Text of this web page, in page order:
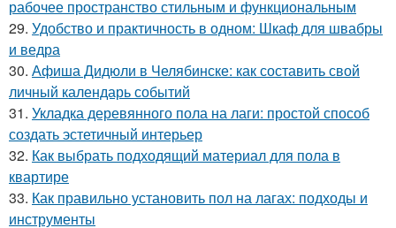
рабочее пространство стильным и функциональным
29. Удобство и практичность в одном: Шкаф для швабры
и ведра
30. Афиша Дидюли в Челябинске: как составить свой
личный календарь событий
31. Укладка деревянного пола на лаги: простой способ
создать эстетичный интерьер
32. Как выбрать подходящий материал для пола в
квартире
33. Как правильно установить пол на лагах: подходы и
инструменты